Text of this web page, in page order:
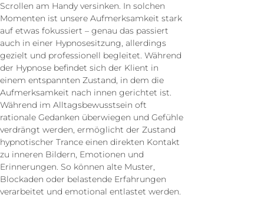
Scrollen am Handy versinken. In solchen
Momenten ist unsere Aufmerksamkeit stark
auf etwas fokussiert – genau das passiert
auch in einer Hypnosesitzung, allerdings
gezielt und professionell begleitet. Während
der Hypnose befindet sich der Klient in
einem entspannten Zustand, in dem die
Aufmerksamkeit nach innen gerichtet ist.
Während im Alltagsbewusstsein oft
rationale Gedanken überwiegen und Gefühle
verdrängt werden, ermöglicht der Zustand
hypnotischer Trance einen direkten Kontakt
zu inneren Bildern, Emotionen und
Erinnerungen. So können alte Muster,
Blockaden oder belastende Erfahrungen
verarbeitet und emotional entlastet werden.